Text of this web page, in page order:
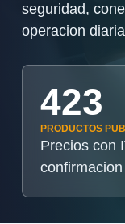
seguridad,
operacion
423
PRODUCTOS
Precios con